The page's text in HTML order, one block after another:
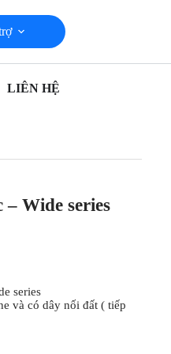
LIÊN HỆ
Wide series
series
và có dây nối đất ( tiếp